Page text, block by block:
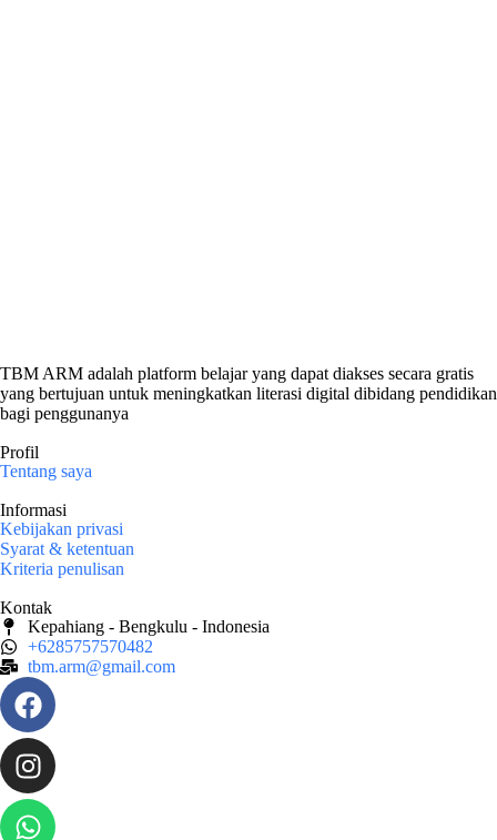
TBM ARM adalah platform belajar yang dapat diakses secara gratis
yang bertujuan untuk meningkatkan literasi digital dibidang pendidikan
bagi penggunanya
Profil
Tentang saya
Informasi
Kebijakan privasi
Syarat & ketentuan
Kriteria penulisan
Kontak
Kepahiang - Bengkulu - Indonesia
+6285757570482
tbm.arm@gmail.com